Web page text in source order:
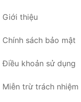
Giới thiệu
Chính sách bảo mật
Điều khoản sử dụng
Miễn trừ trách nhiệm